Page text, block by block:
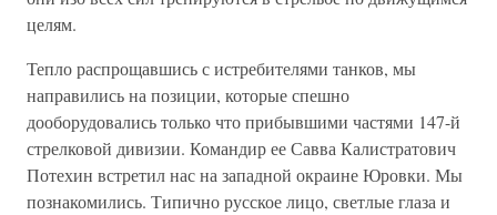
целям.
Тепло распрощавшись с истребителями танков, мы
направились на позиции, которые спешно
дооборудовались только что прибывшими частями 147-й
стрелковой дивизии. Командир ее Савва Калистратович
Потехин встретил нас на западной окраине Юровки. Мы
познакомились. Типично русское лицо, светлые глаза и